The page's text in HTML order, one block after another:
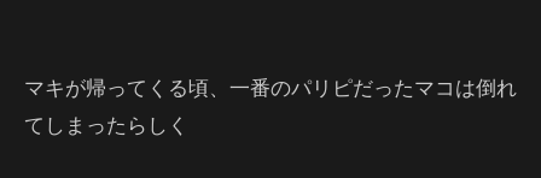
マキが帰ってくる頃、一番のパリピだったマコは倒れ
てしまったらしく